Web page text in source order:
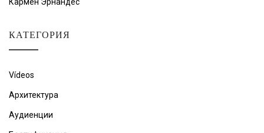
КАТЕГОРИЯ
Vídeos
Архитектура
Аудиенции